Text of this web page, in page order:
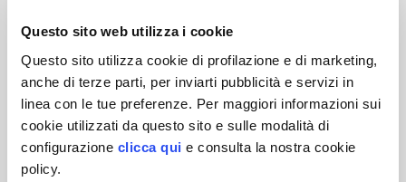
Questo sito web utilizza i cookie
Questo sito utilizza cookie di profilazione e di marketing,
anche di terze parti, per inviarti pubblicità e servizi in
linea con le tue preferenze. Per maggiori informazioni sui
cookie utilizzati da questo sito e sulle modalità di
configurazione clicca qui e consulta la nostra cookie
policy.
Newsletter
Scopri un servizio d'informazione di alta qualità. Tagliato sulle tue
esigenze.